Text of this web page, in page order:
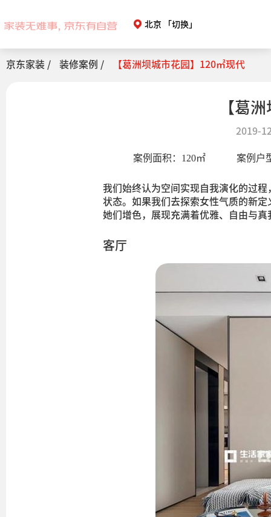
北京 「切换」
京东家装 / 装修案例 / 【葛洲坝城市花园】120㎡现代
【葛
2019-
案例面积： 120㎡ 案例户
我们始终认为空间实现自我演化的过
状态。如果我们去探索女性气质的新
她们增色，展现充满着优雅、自由与真
客厅